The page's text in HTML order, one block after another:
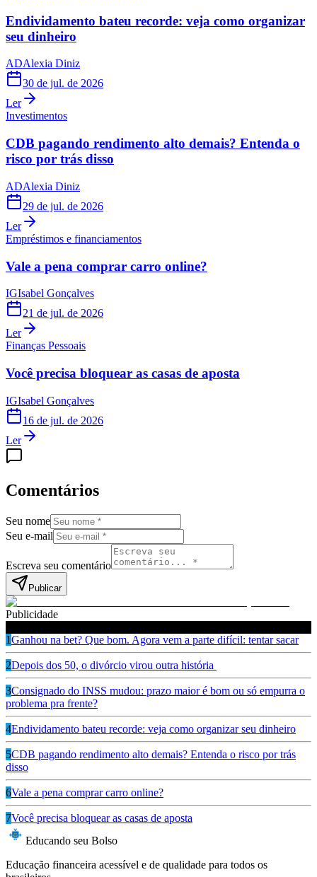
Endividamento bateu recorde: veja como organizar
seu dinheiro
ADAlexia Diniz
30 de jul. de 2026
Ler
Investimentos
CDB pagando rendimento alto demais? Entenda o
risco por trás disso
ADAlexia Diniz
29 de jul. de 2026
Ler
Empréstimos e financiamentos
Vale a pena comprar carro online?
IGIsabel Gonçalves
21 de jul. de 2026
Ler
Finanças Pessoais
Você precisa bloquear as casas de aposta
IGIsabel Gonçalves
16 de jul. de 2026
Ler
Comentários
Seu nome
Seu e-mail
Escreva seu comentário
Publicar
Publicidade
1Ganhou na bet? Que bom. Agora vem a parte difícil: tentar sacar
2Depois dos 50, o divórcio virou outra história
3Consignado do INSS mudou: prazo maior é bom ou só empurra o
problema pra frente?
4Endividamento bateu recorde: veja como organizar seu dinheiro
5CDB pagando rendimento alto demais? Entenda o risco por trás
disso
6Vale a pena comprar carro online?
7Você precisa bloquear as casas de aposta
Educando seu Bolso
Educação financeira acessível e de qualidade para todos os